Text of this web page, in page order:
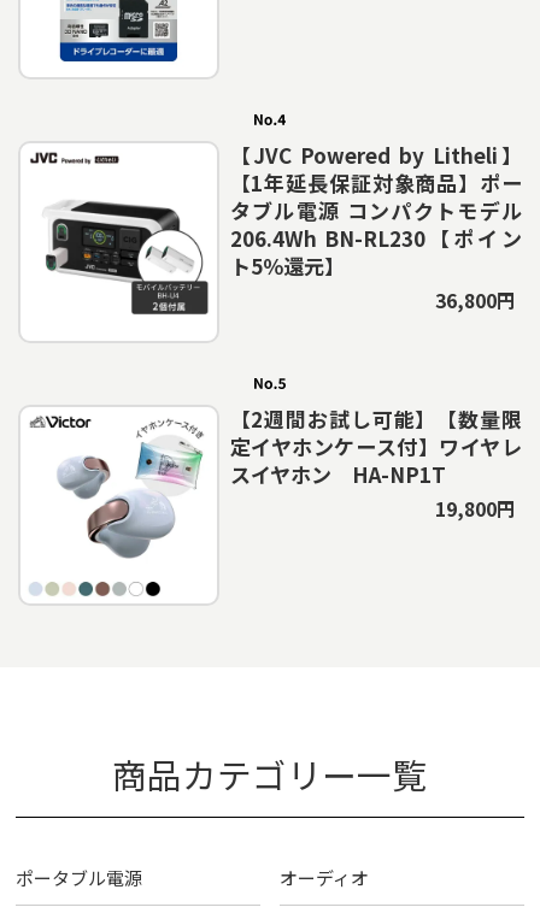
【JVC Powered by Litheli】
【1年延長保証対象商品】ポー
タブル電源 コンパクトモデル
206.4Wh BN-RL230【ポイン
ト5％還元】
36,800円
【2週間お試し可能】【数量限
定イヤホンケース付】ワイヤレ
スイヤホン HA-NP1T
19,800円
商品カテゴリー一覧
ポータブル電源 オーディオ